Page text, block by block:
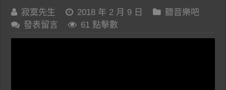
寂寞先生 2018 年 2 月 9 日
聽音樂吧
發表留言
61 點擊數